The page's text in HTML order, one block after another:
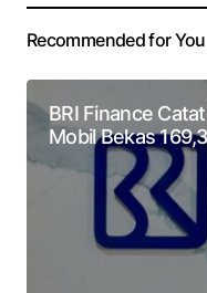
Recommended for You
BRI Finance
Mobil Bekas